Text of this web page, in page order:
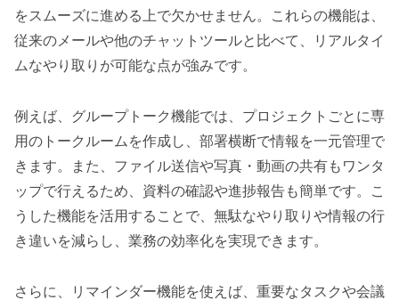
をスムーズに進める上で欠かせません。これらの機能は、
従来のメールや他のチャットツールと比べて、リアルタイ
ムなやり取りが可能な点が強みです。
例えば、グループトーク機能では、プロジェクトごとに専
用のトークルームを作成し、部署横断で情報を一元管理で
きます。また、ファイル送信や写真・動画の共有もワンタ
ップで行えるため、資料の確認や進捗報告も簡単です。こ
うした機能を活用することで、無駄なやり取りや情報の行
き違いを減らし、業務の効率化を実現できます。
さらに、リマインダー機能を使えば、重要なタスクや会議